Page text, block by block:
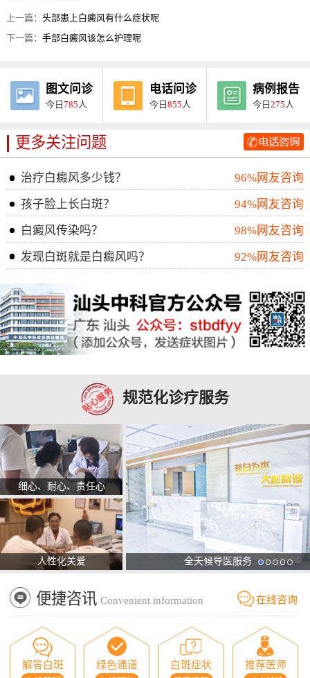
上一篇：头部患上白癜风有什么症状呢
下一篇：手部白癜风该怎么护理呢
图文问诊
今日785 人
电话问诊
今日855 人
病例报告
今日275 人
更多关注问题
治疗白癜风多少钱？
96%网友咨询
孩子脸上长白斑？
94%网友咨询
白癜风传染吗？
98%网友咨询
发现白斑就是白癜风吗？
92%网友咨询
规范化诊疗服务
细心、耐心、责任心
人性化关爱 全天候导医服务
便捷咨讯 Convenient information 在线咨询
解答白斑 绿色通道 白斑症状 推荐医师